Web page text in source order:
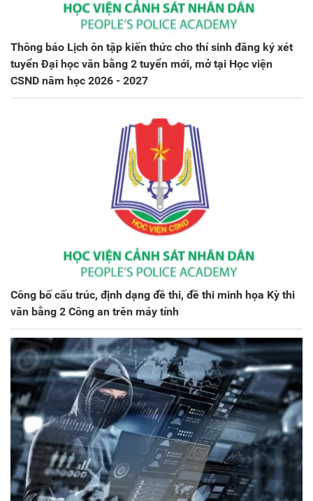
Thông báo Lịch ôn tập kiến thức cho thí sinh đăng ký xét
tuyển Đại học văn bằng 2 tuyển mới, mở tại Học viện
CSND năm học 2026 - 2027
Công bố cấu trúc, định dạng đề thi, đề thi minh họa Kỳ thi
văn bằng 2 Công an trên máy tính